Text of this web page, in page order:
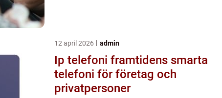
12 april 2026 admin
Ip telefoni framtidens smarta
telefoni för företag och
privatpersoner